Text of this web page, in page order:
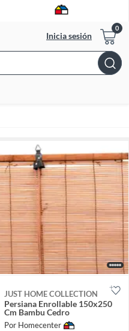
Inicia sesión
Bar
JUST HOME COLLECTION
Persiana Enrollable 150x250
Cm Bambu Cedro
Por Homecenter